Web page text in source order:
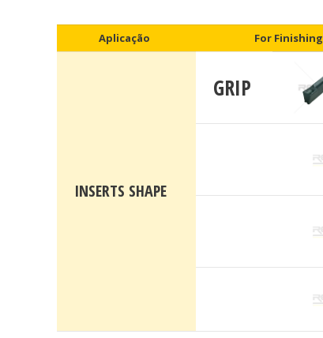
Aplicação For Finishing
INSERTS SHAPE
GRIP